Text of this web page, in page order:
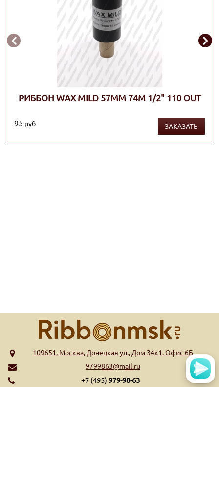
РИББОН WAX MILD 57ММ 74М 1/2" 110 OUT
95 руб ЗАКАЗАТЬ
 
109651, Москва, Донецкая ул., Дом 34к1. Офис 6Б
9799863@mail.ru
+7 (495) 979-98-63